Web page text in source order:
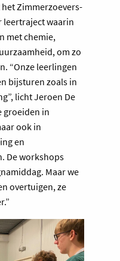
Zimmerzoevers-
waarin
met chemie,
om zo
“Onze leerlingen
bijsturen zoals in
licht Jeroen De
groeiden in
ook in
en
De workshops
Maar we
overtuigen, ze